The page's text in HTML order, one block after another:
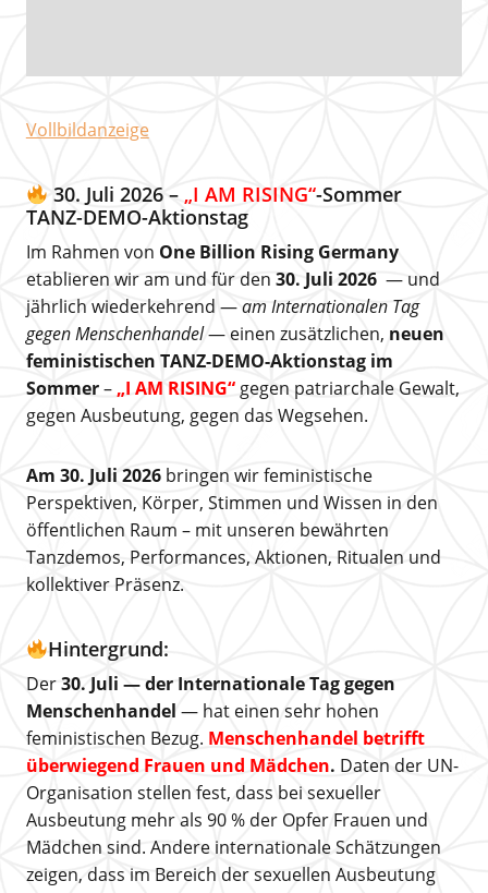
Vollbildanzeige
30. Juli 2026 – „I AM RISING“-Sommer
TANZ-DEMO-Aktionstag
Im Rahmen von One Billion Rising Germany
etablieren wir am und für den 30. Juli 2026 — und
jährlich wiederkehrend —am Internationalen Tag
gegen Menschenhandel— einen zusätzlichen, neuen
feministischen TANZ-DEMO-Aktionstag im
Sommer– „I AM RISING“gegen patriarchale Gewalt,
gegen Ausbeutung, gegen das Wegsehen.
Am 30. Juli 2026bringen wir feministische
Perspektiven, Körper, Stimmen und Wissen in den
öffentlichen Raum – mit unseren bewährten
Tanzdemos, Performances, Aktionen, Ritualen und
kollektiver Präsenz.
Hintergrund:
Der30. Juli — der Internationale Tag gegen
Menschenhandel — hat einen sehr hohen
feministischen Bezug. Menschenhandel betrifft
überwiegend Frauen und Mädchen. Daten der UN-
Organisation stellen fest, dass bei sexueller
Ausbeutung mehr als 90 % der Opfer Frauen und
Mädchen sind. Andere internationale Schätzungen
zeigen, dass im Bereich der sexuellen Ausbeutung